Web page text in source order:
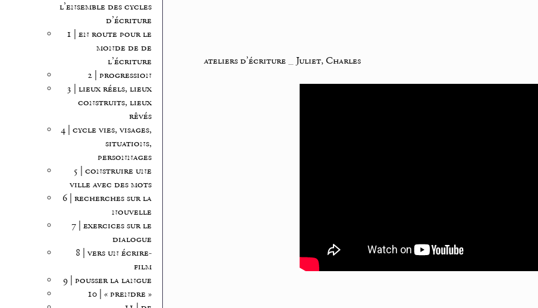
l’ensemble des cycles
d’écriture
1 | en route pour le
monde de de
l’écriture
2 | progression
3 | lieux réels, lieux
construits, lieux
rêvés
4 | cycle vies, visages,
situations,
personnages
5 | construire une
ville avec des mots
6 | recherches sur la
nouvelle
7 | exercices sur le
dialogue
8 | vers un écrire-
film
9 | pousser la langue
10 | « prendre »
ateliers d’écriture _Juliet, Charles